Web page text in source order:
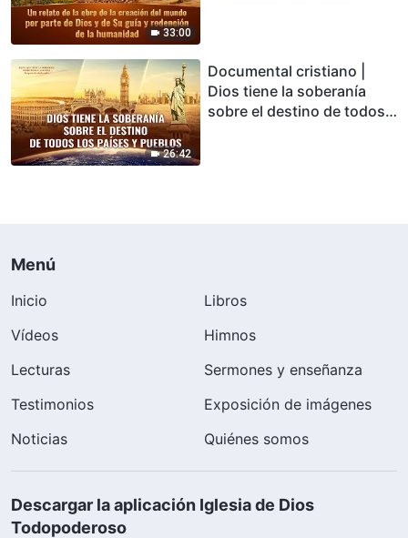
33:00
26:42
Documental cristiano |
Dios tiene la soberanía
sobre el destino de todos
Menú
Inicio
Libros
Vídeos
Himnos
Lecturas
Sermones y enseñanza
Testimonios
Exposición de imágenes
Noticias
Quiénes somos
Descargar la aplicación Iglesia de Dios
Todopoderoso